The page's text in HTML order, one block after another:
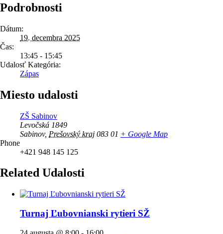
Podrobnosti
Dátum:
19. decembra 2025
Čas:
13:45 - 15:45
Udalosť Kategória:
Zápas
Miesto udalosti
ZŠ Sabinov
Levočská 1849
Sabinov, Prešovský kraj 083 01 + Google Map
Phone
+421 948 145 125
Related Udalosti
Turnaj Ľubovnianski rytieri SŽ